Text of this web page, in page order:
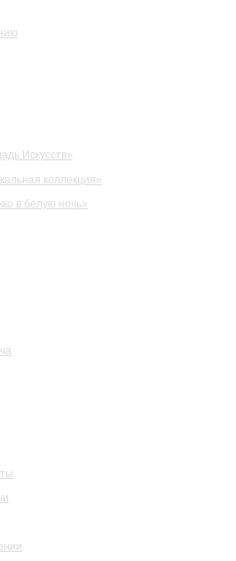
Искусств»
коллекция»
в белую ночь»